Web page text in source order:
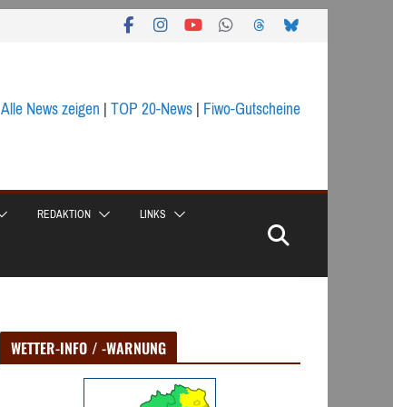
Alle News zeigen|TOP 20-News|Fiwo-Gutscheine
REDAKTION LINKS
WETTER-INFO / -WARNUNG